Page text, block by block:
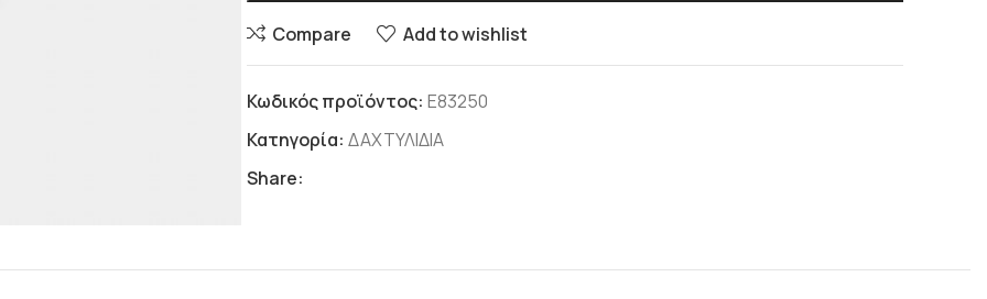
Compare Add to wishlist
Κωδικός προϊόντος: Ε83250
Κατηγορία: ΔΑΧΤΥΛΙΔΙΑ
Share: